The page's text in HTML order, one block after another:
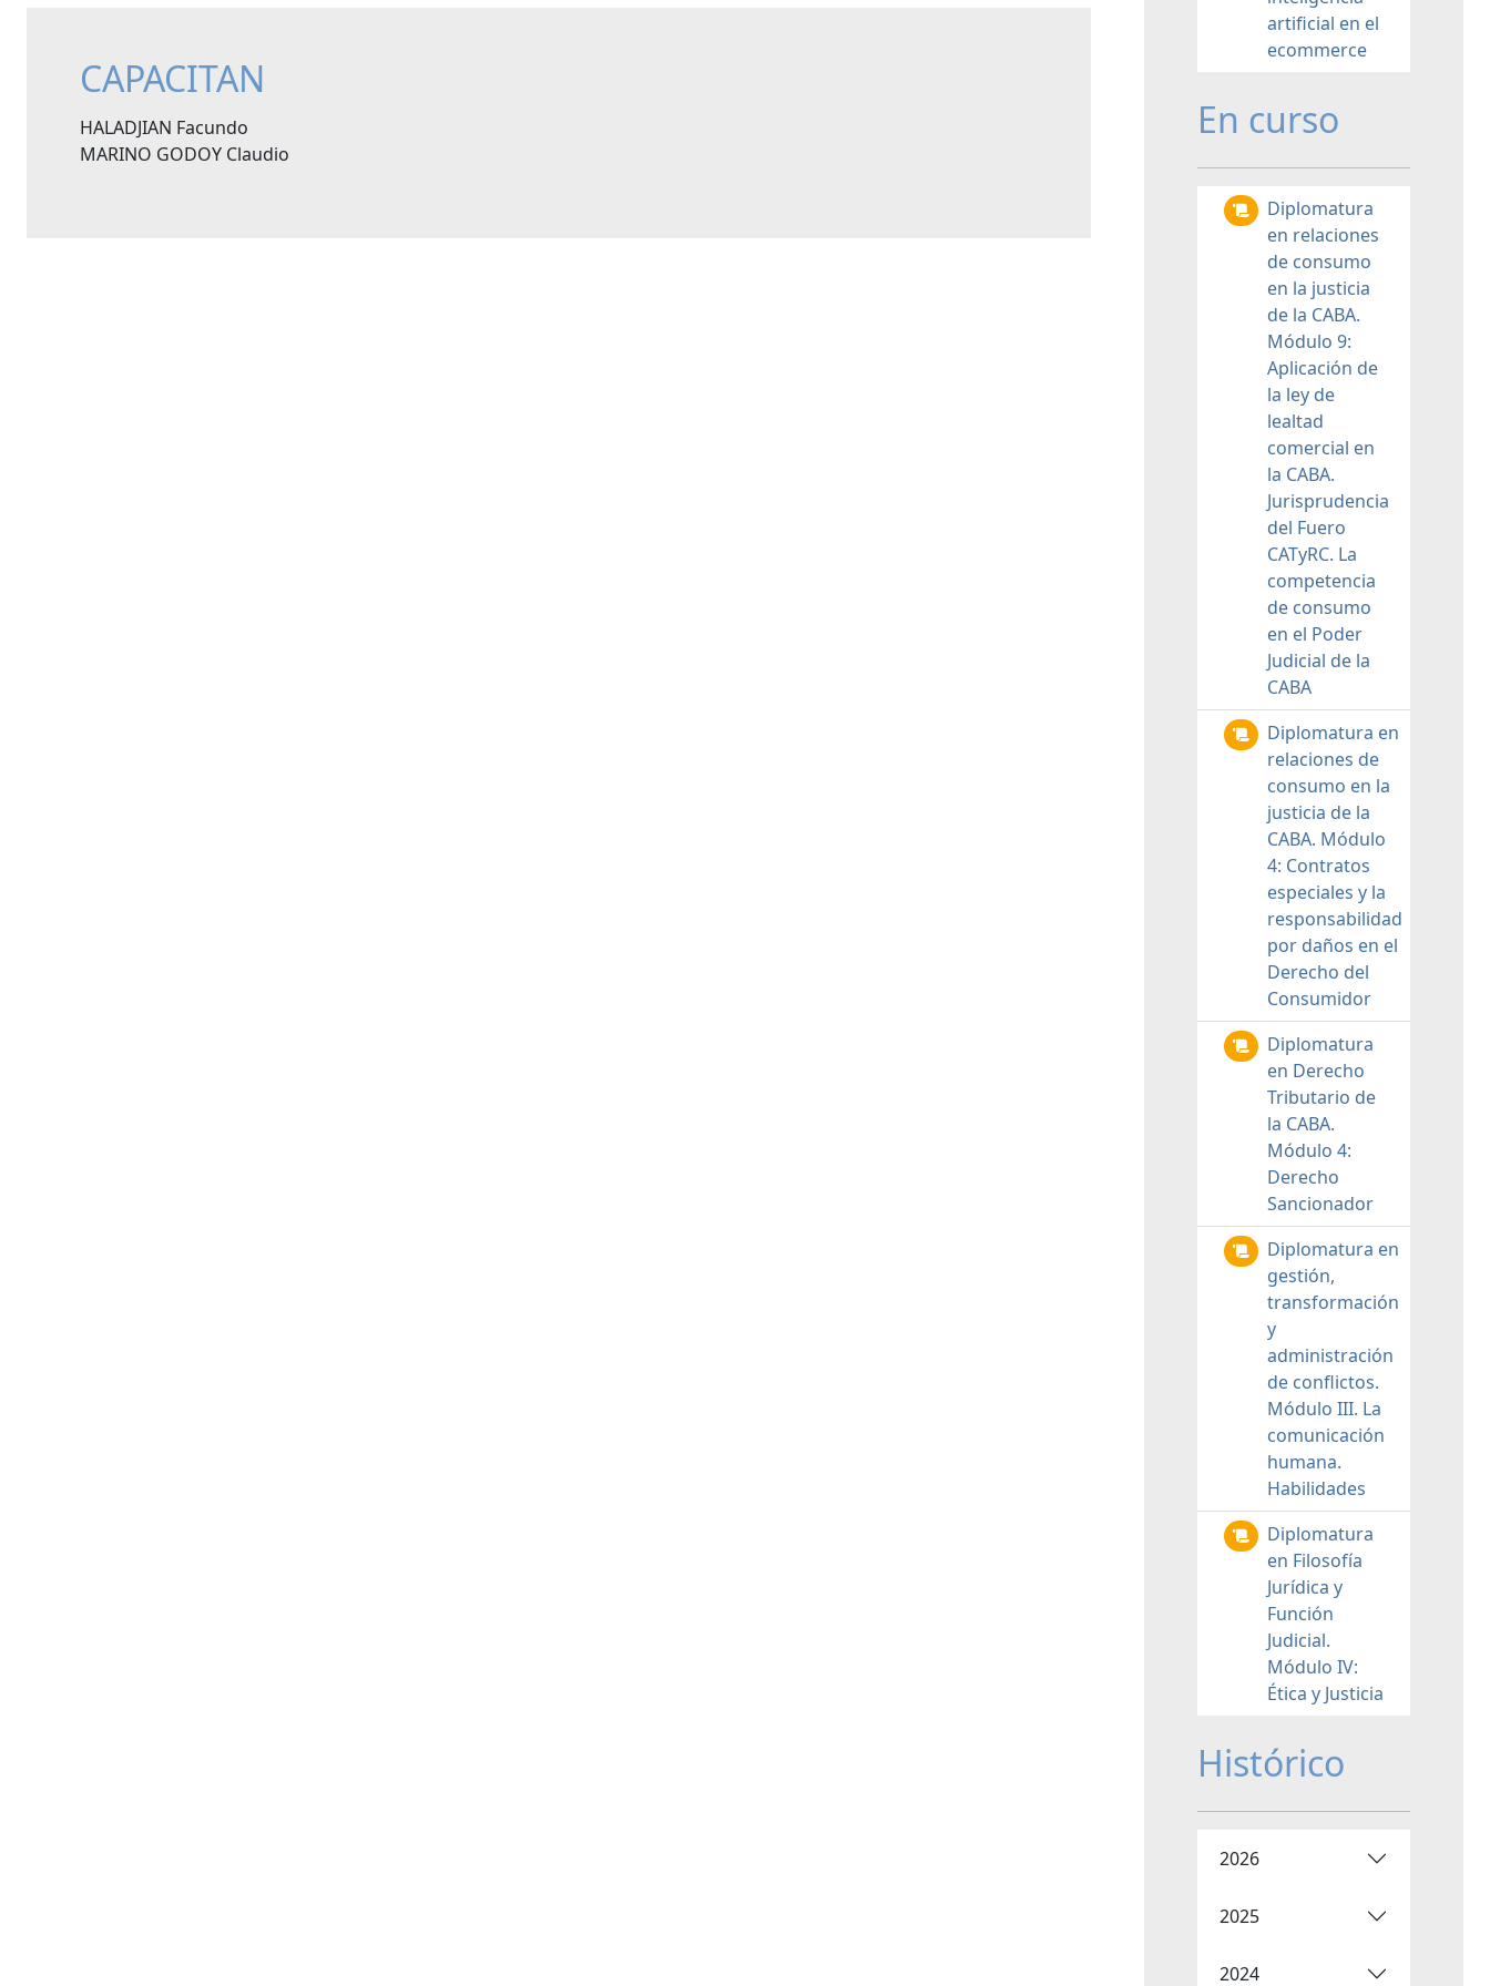
CAPACITAN
HALADJIAN Facundo
MARINO GODOY Claudio
artificial en el
ecommerce
En curso
Diplomatura
en relaciones
de consumo
en la justicia
de la CABA.
Módulo 9:
Aplicación de
la ley de
lealtad
comercial en
la CABA.
Jurisprudencia
del Fuero
CATyRC. La
competencia
de consumo
en el Poder
Judicial de la
CABA
Diplomatura en
relaciones de
consumo en la
justicia de la
CABA. Módulo
4: Contratos
especiales y la
responsabilidad
por daños en el
Derecho del
Consumidor
Diplomatura
en Derecho
Tributario de
la CABA.
Módulo 4:
Derecho
Sancionador
Diplomatura en
gestión,
transformación
y
administración
de conflictos.
Módulo III. La
comunicación
humana.
Habilidades
Diplomatura
en Filosofía
Jurídica y
Función
Judicial.
Módulo IV:
Ética y Justicia
Histórico
2026
2025
2024